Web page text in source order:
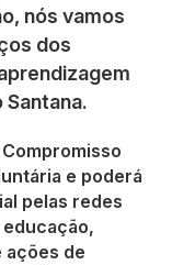
nós vamos
dos
Santana.
e poderá
pelas redes
ações de